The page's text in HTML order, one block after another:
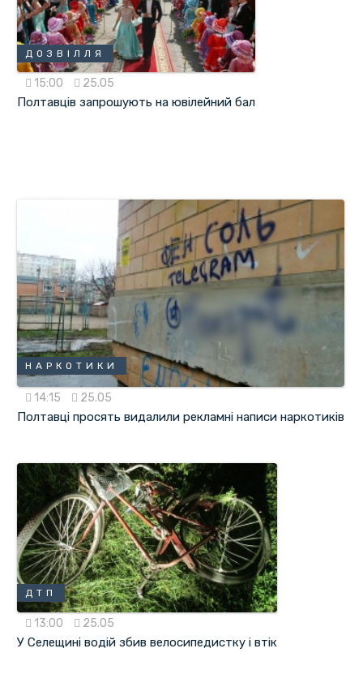
ДОЗВІЛЛЯ
15:00 25.05
Полтавців запрошують на ювілейний бал
НАРКОТИКИ
14:15 25.05
Полтавці просять видалили рекламні написи наркотиків
ДТП
13:00 25.05
У Селещині водій збив велосипедистку і втік